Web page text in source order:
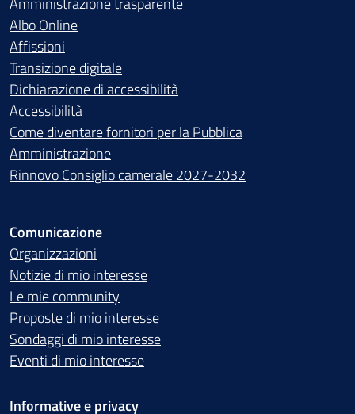
Albo Online
Affissioni
Transizione digitale
Dichiarazione di accessibilità
Accessibilità
Come diventare fornitori per la Pubblica
Amministrazione
Rinnovo Consiglio camerale 2027-2032
Comunicazione
Organizzazioni
Notizie di mio interesse
Le mie community
Proposte di mio interesse
Sondaggi di mio interesse
Eventi di mio interesse
Informative e privacy